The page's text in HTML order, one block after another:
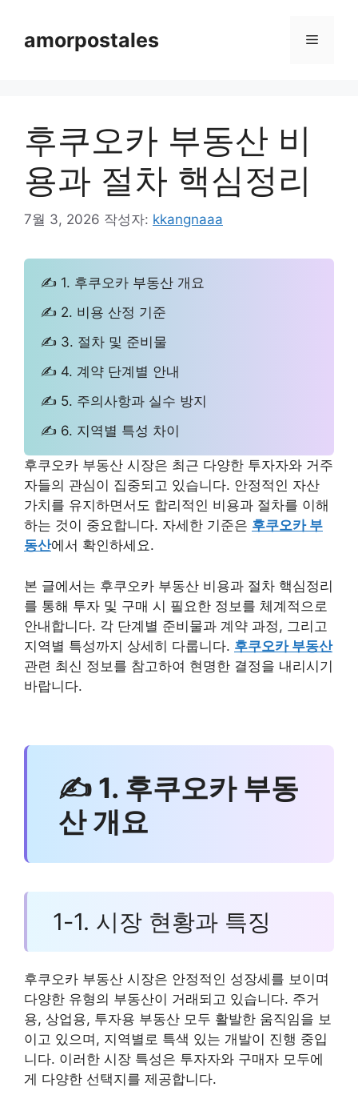
amorpostales 메
후쿠오카 부동산 비
용과 절차 핵심정리
7월 3, 2026 작성자: kkangnaaa
✍ 1. 후쿠오카 부동산 개요
✍ 2. 비용 산정 기준
✍ 3. 절차 및 준비물
✍ 4. 계약 단계별 안내
✍ 5. 주의사항과 실수 방지
✍ 6. 지역별 특성 차이
후쿠오카 부동산 시장은 최근 다양한 투자자와 거주
자들의 관심이 집중되고 있습니다. 안정적인 자산
가치를 유지하면서도 합리적인 비용과 절차를 이해
하는 것이 중요합니다. 자세한 기준은 후쿠오카 부
동산에서 확인하세요.
본 글에서는 후쿠오카 부동산 비용과 절차 핵심정리
를 통해 투자 및 구매 시 필요한 정보를 체계적으로
안내합니다. 각 단계별 준비물과 계약 과정, 그리고
지역별 특성까지 상세히 다룹니다. 후쿠오카 부동산
관련 최신 정보를 참고하여 현명한 결정을 내리시기
바랍니다.
✍ 1. 후쿠오카 부동
산 개요
1-1. 시장 현황과 특징
후쿠오카 부동산 시장은 안정적인 성장세를 보이며
다양한 유형의 부동산이 거래되고 있습니다. 주거
용, 상업용, 투자용 부동산 모두 활발한 움직임을 보
이고 있으며, 지역별로 특색 있는 개발이 진행 중입
니다. 이러한 시장 특성은 투자자와 구매자 모두에
게 다양한 선택지를 제공합니다.